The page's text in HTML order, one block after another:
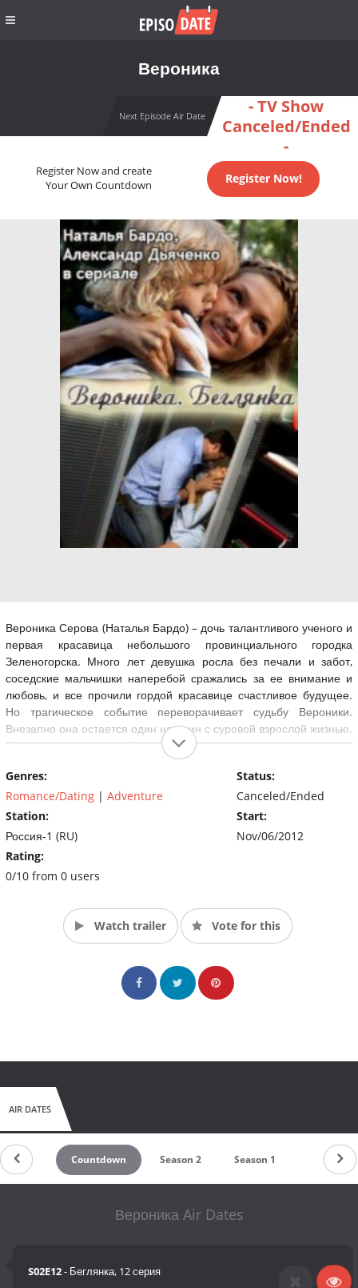
Вероника
Next Episode Air Date
- TV Show
Canceled/Ended
-
Register Now and create
Your Own Countdown
Register Now!
Вероника Серова (Наталья Бардо) – дочь талантливого ученого и
первая красавица небольшого провинциального городка
Зеленогорска. Много лет девушка росла без печали и забот,
соседские мальчишки наперебой сражались за ее внимание и
любовь, и все прочили гордой красавице счастливое будущее.
Но трагическое событие переворачивает судьбу Вероники.
Внезапно она остается один на один с суровой взрослой жизнью.
В паутине интриг, обмана и предательства ей придется
научиться справляться с трудностями, переживать потери и
бороться за себя и свою любовь… (Source: russia.tv)
Genres:
Romance/Dating | Adventure
Station:
Россия-1 (RU)
Rating:
0/10 from 0 users
Status:
Canceled/Ended
Start:
Nov/06/2012
Watch trailer Vote for this
AIR DATES
Countdown Season 2 Season 1
Вероника Air Dates
S02E12- Беглянка, 12 серия